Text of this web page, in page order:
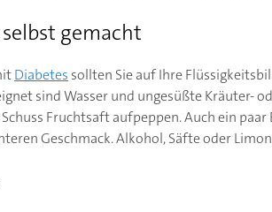
gemacht
Diabetes sollten Sie auf Ihre
sind Wasser und ungesüßte Kräuter-
Fruchtsaft aufpeppen. Auch ein
Geschmack. Alkohol, Säfte oder